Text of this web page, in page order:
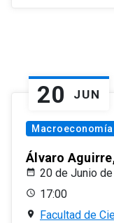
20 JUN
Macroeconomía
Álvaro
20 de Junio
17:00
Facultad de